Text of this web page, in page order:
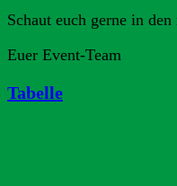
Schaut euch gerne in
Euer Event-Team
Tabelle